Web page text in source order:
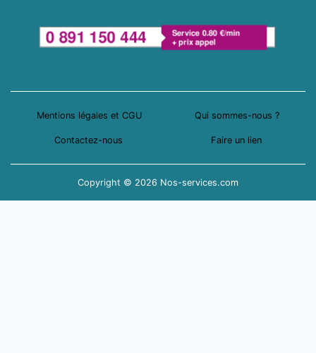
Mentions légales et CGU Qui sommes-nous ?
Contactez-nous Faire un lien
Copyright © 2026 Nos-services.com